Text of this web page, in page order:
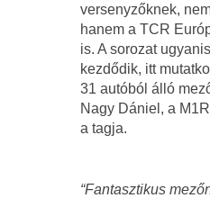
versenyzőknek,
hanem a TCR
is. A sorozat
kezdődik, itt
31 autóból álló
Nagy Dániel, a
a tagja.
“Fantasztikus